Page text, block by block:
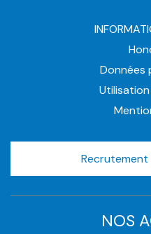
Données
Recrutement
NOS